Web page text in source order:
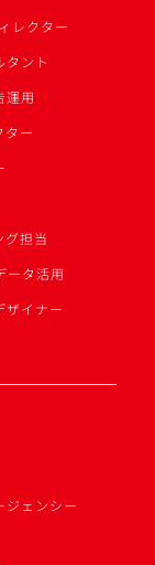
レクター
タント
運用
ター
グ担当
ータ活用
ザイナー
ジェンシー